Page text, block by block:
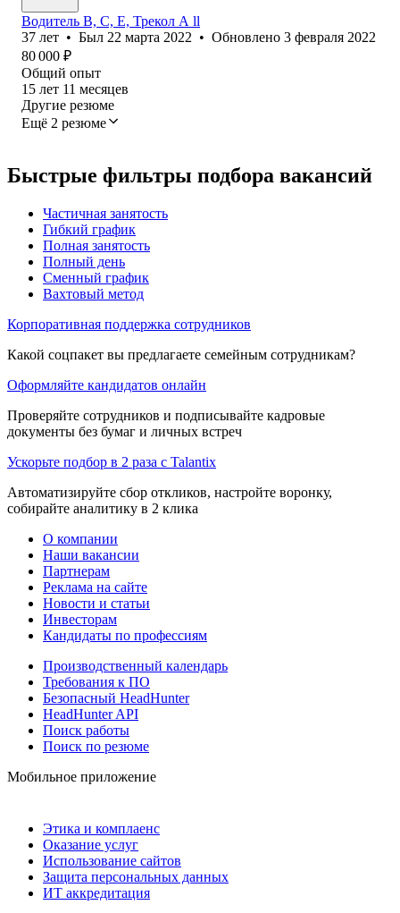
Водитель B, C, E, Трекол А ll
37 лет • Был 22 марта 2022 • Обновлено 3 февраля 2022
80 000 ₽
Общий опыт
15 лет 11 месяцев
Другие резюме
Ещё 2 резюме
Быстрые фильтры подбора вакансий
Частичная занятость
Гибкий график
Полная занятость
Полный день
Сменный график
Вахтовый метод
Корпоративная поддержка сотрудников
Какой соцпакет вы предлагаете семейным сотрудникам?
Оформляйте кандидатов онлайн
Проверяйте сотрудников и подписывайте кадровые
документы без бумаг и личных встреч
Ускорьте подбор в 2 раза с Talantix
Автоматизируйте сбор откликов, настройте воронку,
собирайте аналитику в 2 клика
О компании
Наши вакансии
Партнерам
Реклама на сайте
Новости и статьи
Инвесторам
Кандидаты по профессиям
Производственный календарь
Требования к ПО
Безопасный HeadHunter
HeadHunter API
Поиск работы
Поиск по резюме
Мобильное приложение
Этика и комплаенс
Оказание услуг
Использование сайтов
Защита персональных данных
ИТ аккредитация